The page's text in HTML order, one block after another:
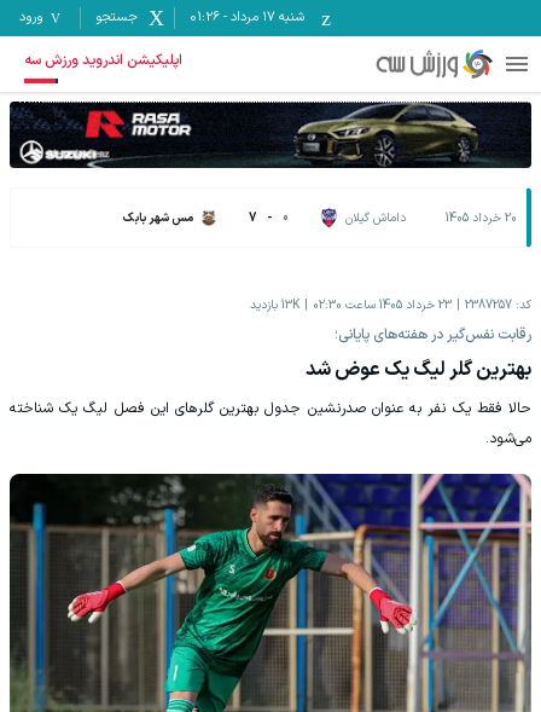
شنبه ۱۷ مرداد -
01:26 جستجو ورود
اپلیکیشن اندروید ورزش سه
20 خرداد 1405 داماش گیلان 0
-
7 مس شهر بابک
کد: 2387257 23 خرداد 1405 ساعت 02:30 13K بازدید
رقابت نفس‌گیر در هفته‌های پایانی؛
بهترین گلر لیگ یک عوض شد
حالا فقط یک نفر به عنوان صدرنشین جدول بهترین گلرهای این فصل لیگ یک شناخته
می‌شود.